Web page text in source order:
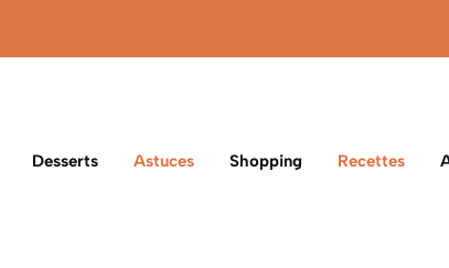
Desserts Astuces Shopping Recettes